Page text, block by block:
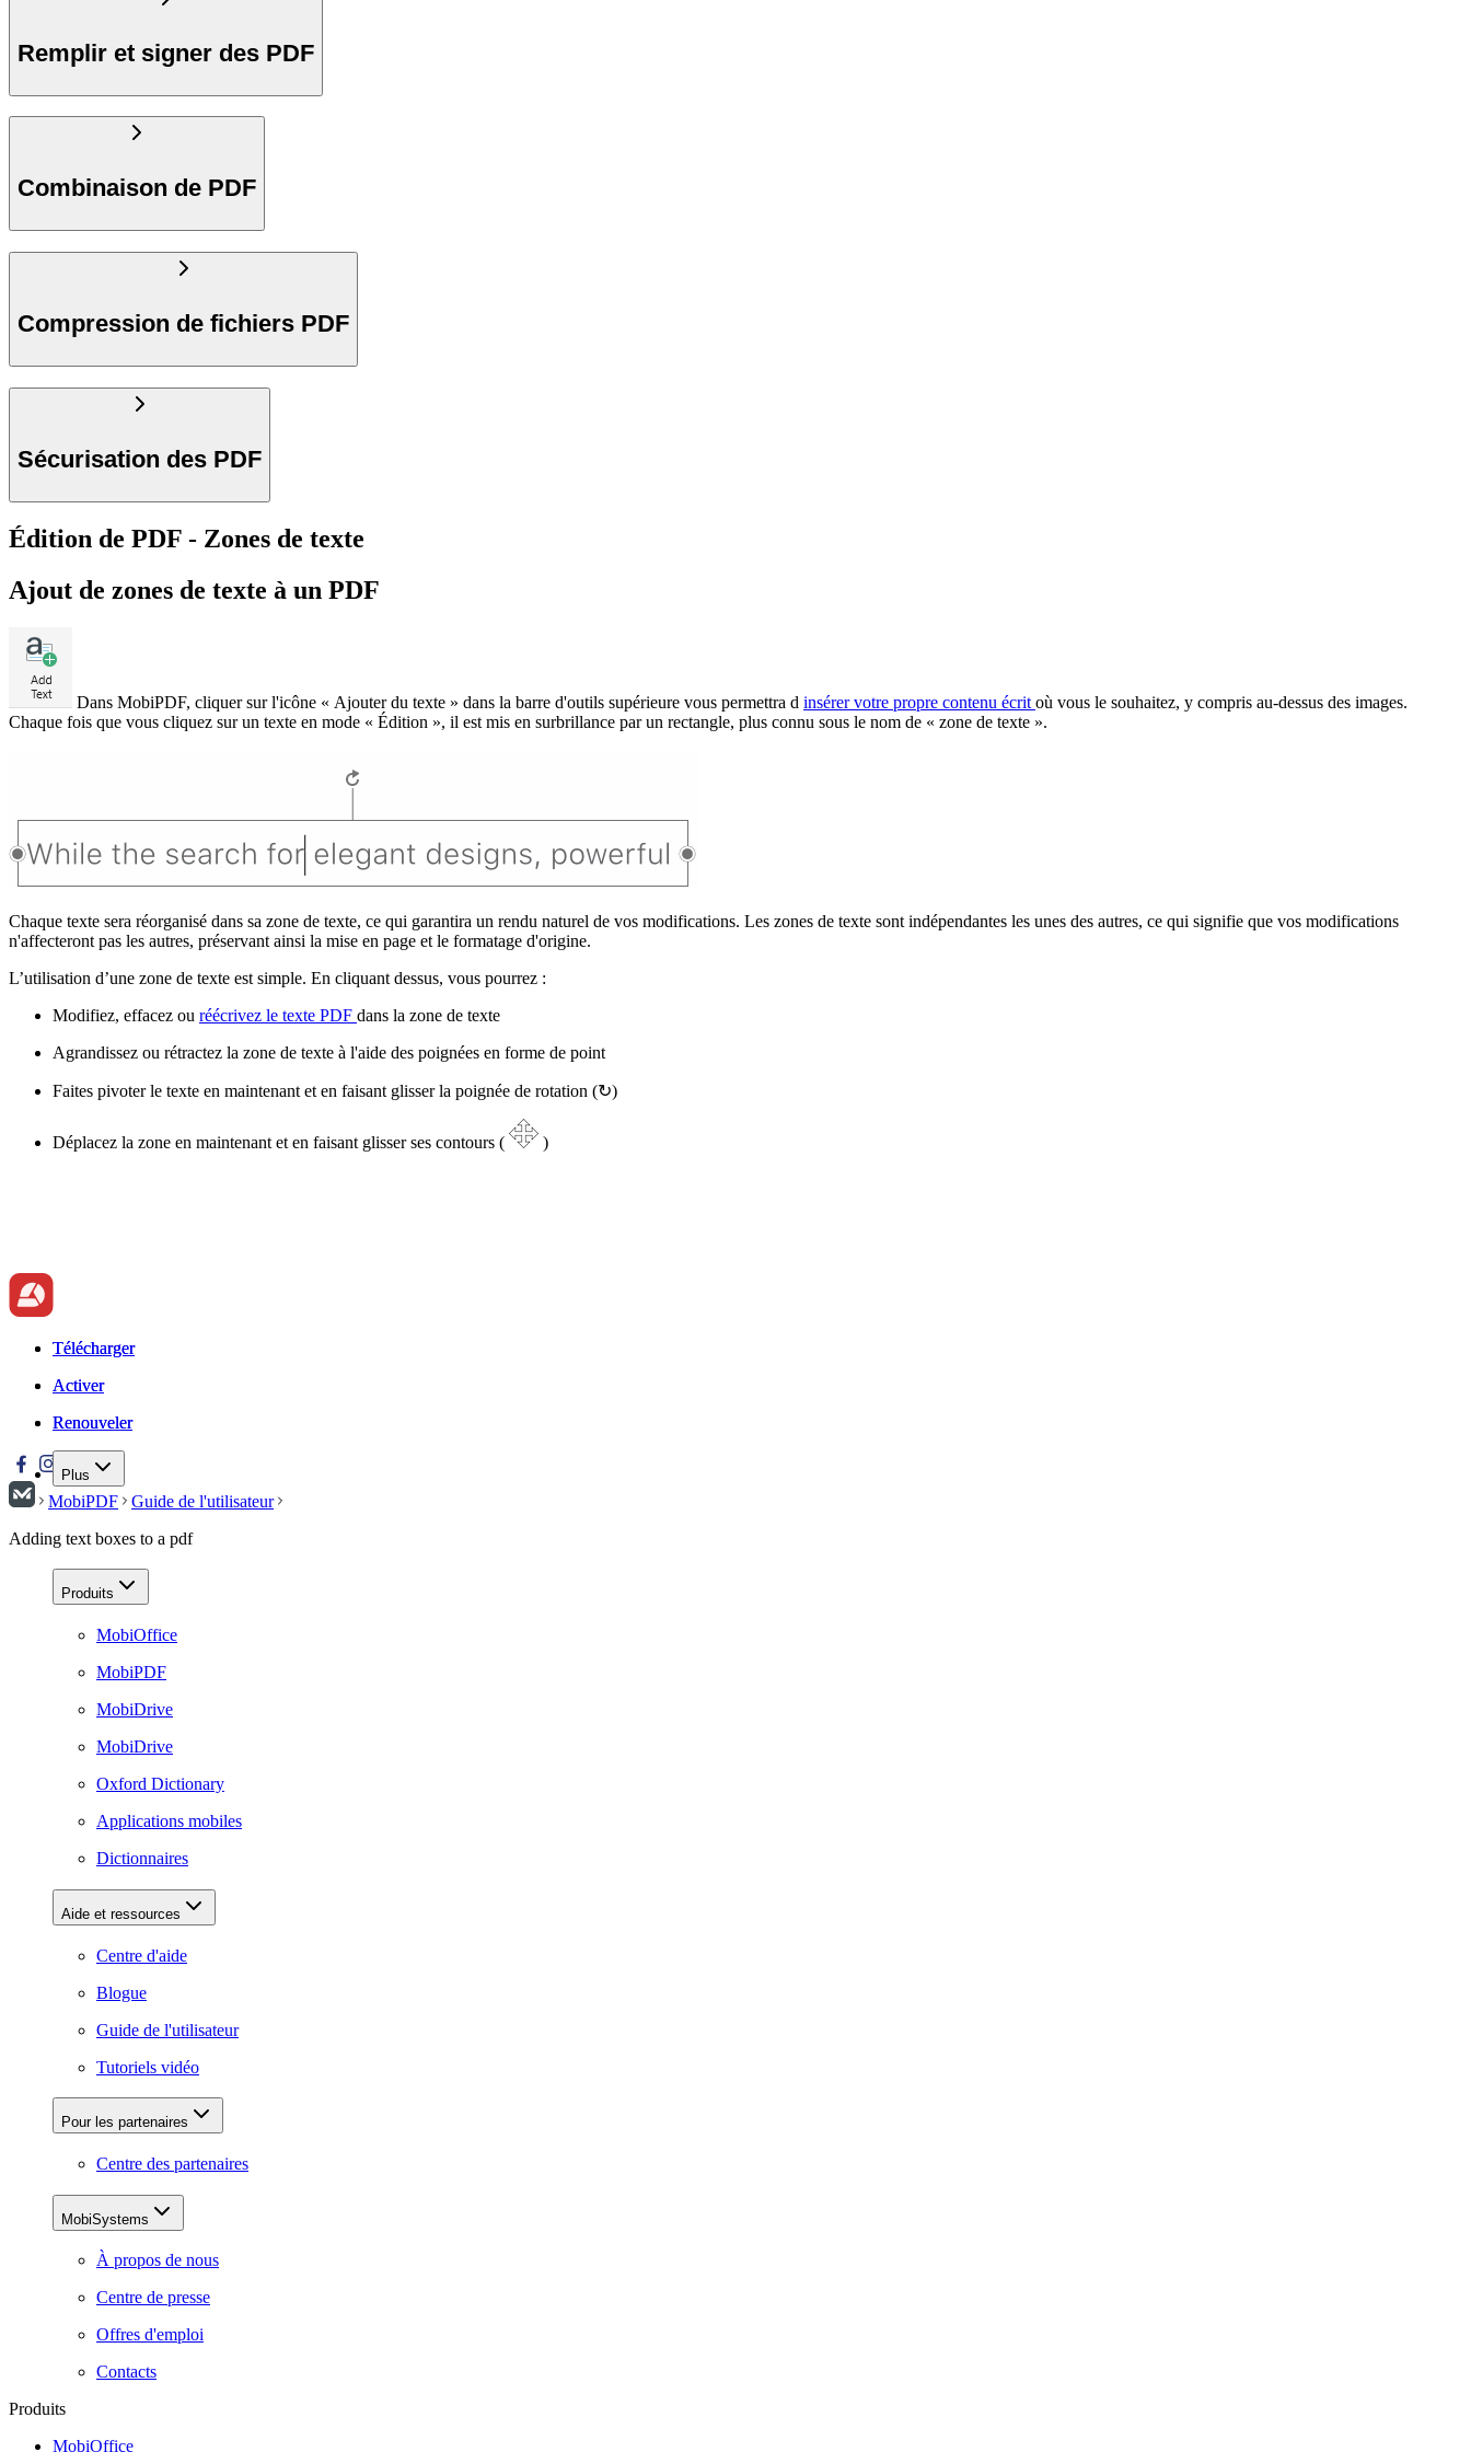
Remplir et signer des PDF
Combinaison de PDF
Compression de fichiers PDF
Sécurisation des PDF
Édition de PDF - Zones de texte
Ajout de zones de texte à un PDF
Dans MobiPDF, cliquer sur l'icône « Ajouter du texte » dans la barre d'outils supérieure vous permettra d insérer votre propre contenu écrit où vous le souhaitez, y compris au-dessus des images.
Chaque fois que vous cliquez sur un texte en mode « Édition », il est mis en surbrillance par un rectangle, plus connu sous le nom de « zone de texte ».
Chaque texte sera réorganisé dans sa zone de texte, ce qui garantira un rendu naturel de vos modifications. Les zones de texte sont indépendantes les unes des autres, ce qui signifie que vos modifications
n'affecteront pas les autres, préservant ainsi la mise en page et le formatage d'origine.
L’utilisation d’une zone de texte est simple. En cliquant dessus, vous pourrez :
Modifiez, effacez ou réécrivez le texte PDF dans la zone de texte
Agrandissez ou rétractez la zone de texte à l'aide des poignées en forme de point
Faites pivoter le texte en maintenant et en faisant glisser la poignée de rotation (↻)
Déplacez la zone en maintenant et en faisant glisser ses contours ( )
Télécharger
Activer
Renouveler
Plus
Télécharger
Activer
Renouveler
MobiPDF
Guide de l'utilisateur
Adding text boxes to a pdf
Produits
MobiOffice
MobiPDF
MobiDrive
MobiDrive
Oxford Dictionary
Applications mobiles
Dictionnaires
Aide et ressources
Centre d'aide
Blogue
Guide de l'utilisateur
Tutoriels vidéo
Pour les partenaires
Centre des partenaires
MobiSystems
À propos de nous
Centre de presse
Offres d'emploi
Contacts
Produits
MobiOffice